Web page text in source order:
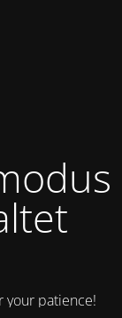
your patience!